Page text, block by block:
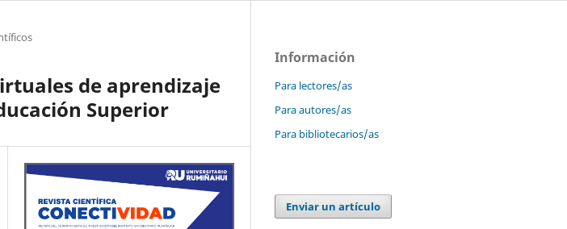
de aprendizaje
Superior
Información
Para lectores/as
Para autores/as
Para bibliotecarios/as
Enviar un artículo